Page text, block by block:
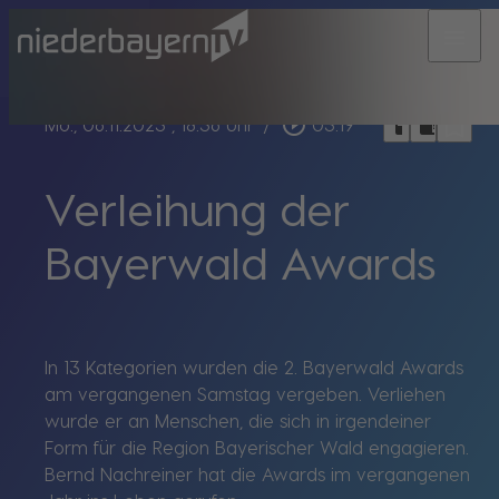
Mo., 06.11.2023 , 18:36 Uhr / play_circle_outline 03:19 headphones chrome_reader_mode
Verleihung der
Bayerwald Awards
In 13 Kategorien wurden die 2. Bayerwald Awards
am vergangenen Samstag vergeben. Verliehen
wurde er an Menschen, die sich in irgendeiner
Form für die Region Bayerischer Wald engagieren.
Bernd Nachreiner hat die Awards im vergangenen